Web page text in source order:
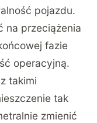
pojazdu.
na przeciążenia
fazie
operacyjną.
takimi
tak
zmienić